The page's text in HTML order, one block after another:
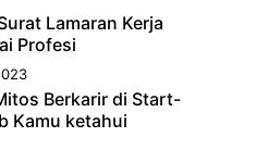
Lamaran Kerja
Profesi
Berkarir di Start-
Kamu ketahui